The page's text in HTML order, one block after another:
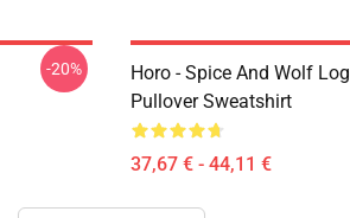
-20%
Horo - Spice And Wolf
Pullover Sweatshirt
37,67 € - 44,11 €